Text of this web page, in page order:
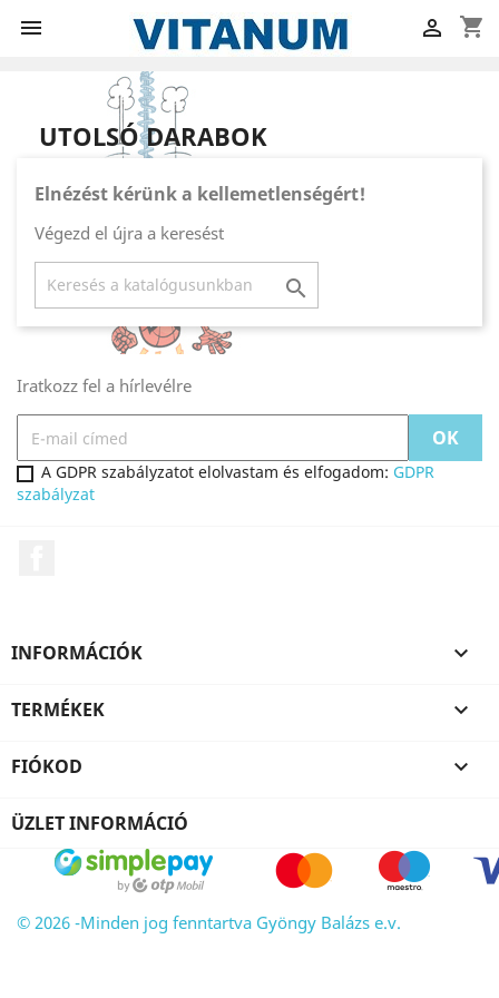
 shopping_cart

UTOLSÓ DARABOK
Elnézést kérünk a kellemetlenségért!
Végezd el újra a keresést

Iratkozz fel a hírlevélre
A GDPR szabályzatot elolvastam és elfogadom: GDPR
szabályzat
INFORMÁCIÓK 
TERMÉKEK 
FIÓKOD 
ÜZLET INFORMÁCIÓ
© 2026 -Minden jog fenntartva Gyöngy Balázs e.v.